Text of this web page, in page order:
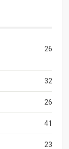
26
32
26
41
23